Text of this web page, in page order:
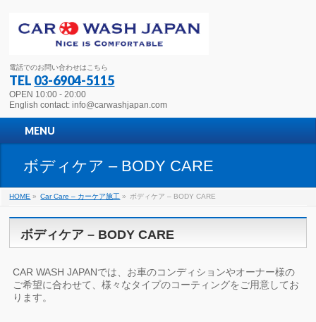
電話でのお問い合わせはこちら
TEL 03-6904-5115
OPEN 10:00 - 20:00
English contact: info@carwashjapan.com
MENU
ボディケア – BODY CARE
HOME » Car Care – カーケア施工 » ボディケア – BODY CARE
ボディケア – BODY CARE
CAR WASH JAPANでは、お車のコンディションやオーナー様の
ご希望に合わせて、様々なタイプのコーティングをご用意してお
ります。